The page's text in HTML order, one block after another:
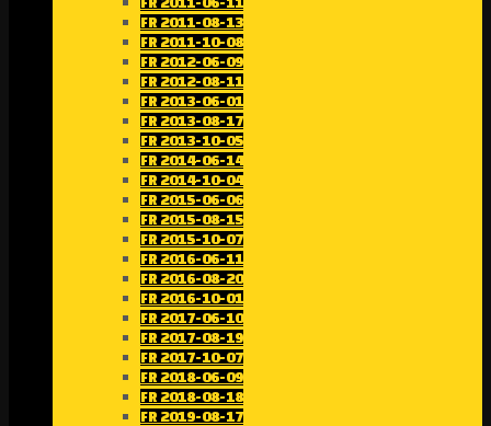
FR 2011-08-13
FR 2011-10-08
FR 2012-06-09
FR 2012-08-11
FR 2013-06-01
FR 2013-08-17
FR 2013-10-05
FR 2014-06-14
FR 2014-10-04
FR 2015-06-06
FR 2015-08-15
FR 2015-10-07
FR 2016-06-11
FR 2016-08-20
FR 2016-10-01
FR 2017-06-10
FR 2017-08-19
FR 2017-10-07
FR 2018-06-09
FR 2018-08-18
FR 2019-08-17